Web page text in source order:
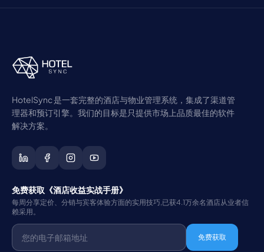
HotelSync 是一套完整的酒店与物业管理系统，集成了渠道管
理器和预订引擎。我们的目标是只提供市场上品质最佳的软件
解决方案。
免费获取《酒店收益实战手册》
每周分享定价、分销与宾客体验方面的实用技巧,已获4.1万余名酒店从业者信
赖采用。
免费获取